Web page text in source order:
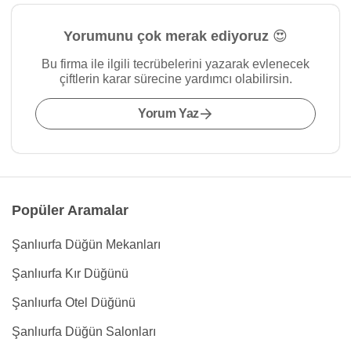
Yorumunu çok merak ediyoruz 😍
Bu firma ile ilgili tecrübelerini yazarak evlenecek
çiftlerin karar sürecine yardımcı olabilirsin.
Yorum Yaz
Popüler Aramalar
Şanlıurfa Düğün Mekanları
Şanlıurfa Kır Düğünü
Şanlıurfa Otel Düğünü
Şanlıurfa Düğün Salonları